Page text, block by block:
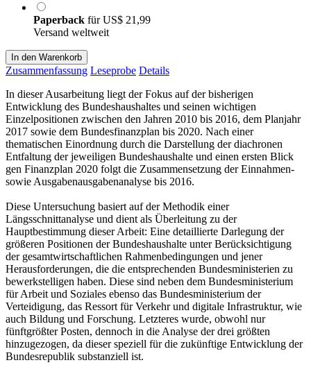
Paperback fürUS$ 21,99
Versand weltweit
In den Warenkorb
Zusammenfassung Leseprobe Details
In dieser Ausarbeitung liegt der Fokus auf der bisherigen
Entwicklung des Bundeshaushaltes und seinen wichtigen
Einzelpositionen zwischen den Jahren 2010 bis 2016, dem Planjahr
2017 sowie dem Bundesfinanzplan bis 2020. Nach einer
thematischen Einordnung durch die Darstellung der diachronen
Entfaltung der jeweiligen Bundeshaushalte und einen ersten Blick
gen Finanzplan 2020 folgt die Zusammensetzung der Einnahmen-
sowie Ausgabenausgabenanalyse bis 2016.
Diese Untersuchung basiert auf der Methodik einer
Längsschnittanalyse und dient als Überleitung zu der
Hauptbestimmung dieser Arbeit: Eine detaillierte Darlegung der
größeren Positionen der Bundeshaushalte unter Berücksichtigung
der gesamtwirtschaftlichen Rahmenbedingungen und jener
Herausforderungen, die die entsprechenden Bundesministerien zu
bewerkstelligen haben. Diese sind neben dem Bundesministerium
für Arbeit und Soziales ebenso das Bundesministerium der
Verteidigung, das Ressort für Verkehr und digitale Infrastruktur, wie
auch Bildung und Forschung. Letzteres wurde, obwohl nur
fünftgrößter Posten, dennoch in die Analyse der drei größten
hinzugezogen, da dieser speziell für die zukünftige Entwicklung der
Bundesrepublik substanziell ist.